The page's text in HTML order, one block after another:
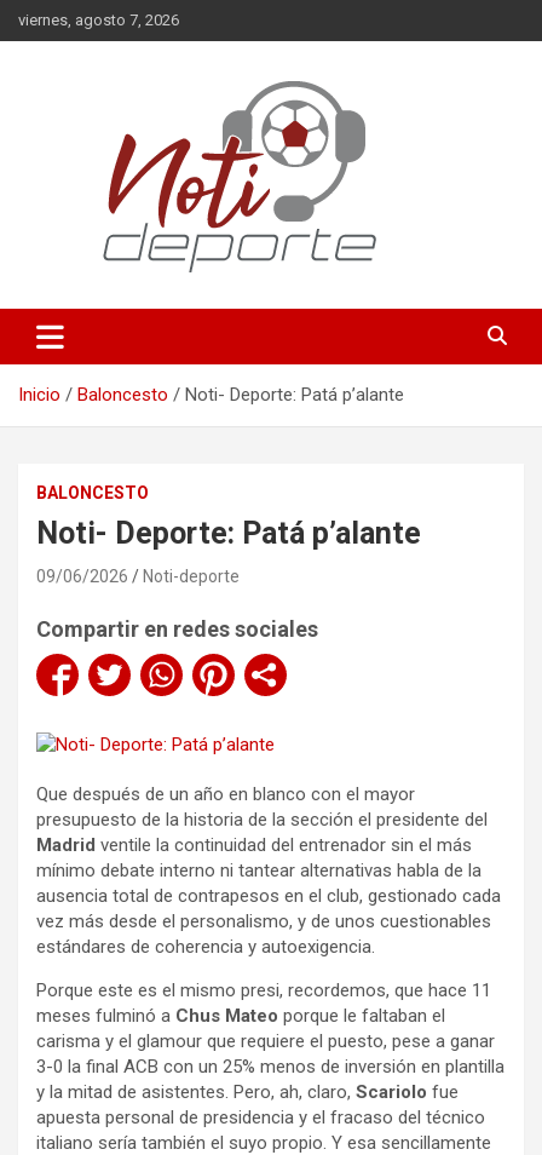
Saltar
al
viernes, agosto 7, 2026
Noti-Deporte
Inicio Baloncesto Noti- Deporte: Patá p’alante
BALONCESTO
Noti- Deporte: Patá p’alante
09/06/2026 Noti-deporte
Compartir en redes sociales
Que después de un año en blanco con el mayor
presupuesto de la historia de la sección el presidente del
Madrid ventile la continuidad del entrenador sin el más
mínimo debate interno ni tantear alternativas habla de la
ausencia total de contrapesos en el club, gestionado cada
vez más desde el personalismo, y de unos cuestionables
estándares de coherencia y autoexigencia.
Porque este es el mismo presi, recordemos, que hace 11
meses fulminó a Chus Mateo porque le faltaban el
carisma y el glamour que requiere el puesto, pese a ganar
3-0 la final ACB con un 25% menos de inversión en plantilla
y la mitad de asistentes. Pero, ah, claro, Scariolo fue
apuesta personal de presidencia y el fracaso del técnico
italiano sería también el suyo propio. Y esa sencillamente